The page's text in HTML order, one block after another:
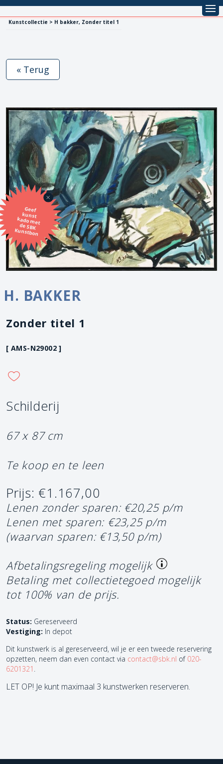
Kunstcollectie > H bakker, Zonder titel 1
Geef
kunst
kado met
de SBK
Kunstbon
« Terug
H. BAKKER
Zonder titel 1
[ AMS-N29002 ]
Schilderij
67 x 87 cm
Te koop en te leen
Prijs: €1.167,00
Lenen zonder sparen: €20,25 p/m
Lenen met sparen: €23,25 p/m
(waarvan sparen: €13,50 p/m)
Afbetalingsregeling mogelijk
Betaling met collectietegoed mogelijk
tot 100% van de prijs.
Status: Gereserveerd
Vestiging: In depot
Dit kunstwerk is al gereserveerd, wil je er een tweede reservering
opzetten, neem dan even contact via contact@sbk.nl of 020-
6201321 .
LET OP! Je kunt maximaal 3 kunstwerken reserveren.